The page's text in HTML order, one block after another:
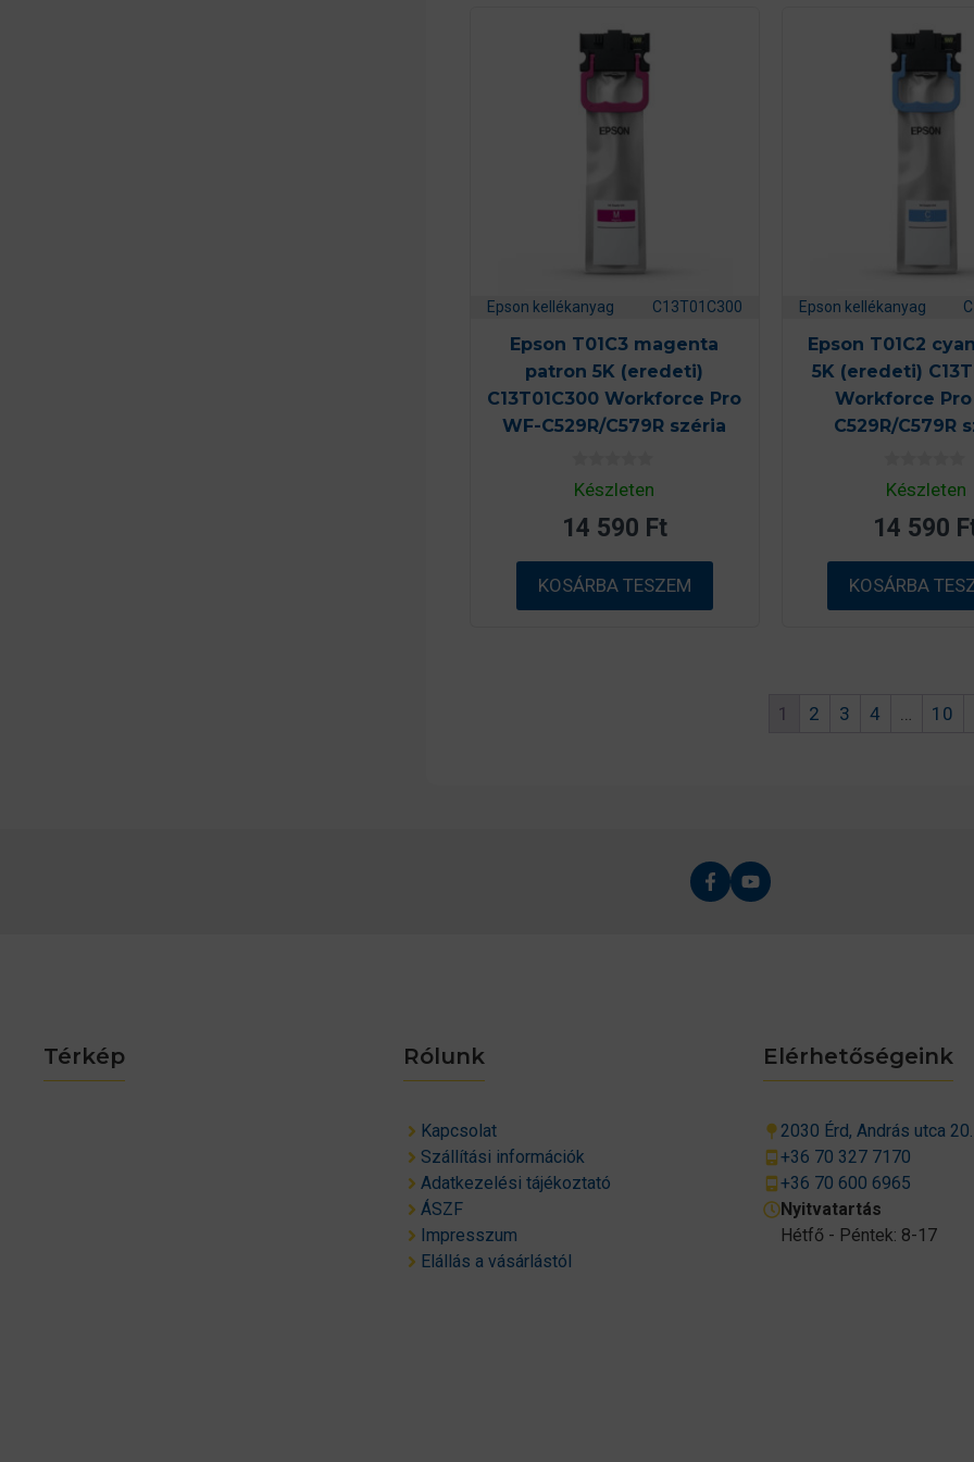
Epson kellékanyag C13T01C300
Epson T01C3 magenta
patron 5K (eredeti)
C13T01C300 Workforce Pro
WF-C529R/C579R széria
0
a
5
-
ő
l
Készleten
14 590 Ft
KOSÁRBA TESZEM
Epson kellékanyag
Epson T01C2
5K (eredeti)
Workforce Pro
C529R/C579R
0
a
5
ő
l
Készleten
14 590
KOSÁRBA
1 2 3 4 10
Térkép Rólunk
Kapcsolat
Szállítási információk
Adatkezelési tájékoztató
ÁSZF
Impresszum
Elállás a vásárlástól
Elérhetőségeink
2030 Érd, András utca 20.
+36 70 327 7170
+36 70 600 6965
Nyitvatartás
Hétfő - Péntek: 8-17